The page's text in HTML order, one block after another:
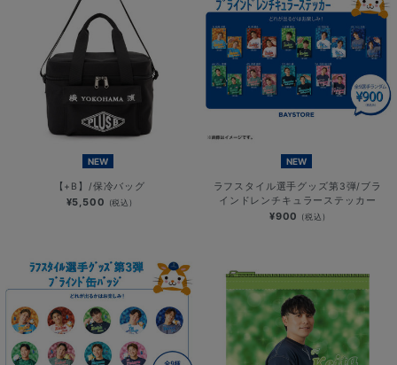
NEW
【+B】/保冷バッグ
¥5,500 (税込)
NEW
ラフスタイル選手グッズ第3弾/ブラ
インドレンチキュラーステッカー
¥900 (税込)